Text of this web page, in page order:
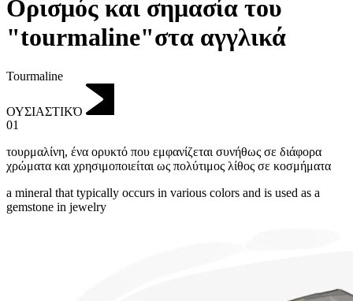
Ορισμός και σημασία του
"tourmaline"στα αγγλικά
Tourmaline
ΟΥΣΙΑΣΤΙΚΌ
01
τουρμαλίνη, ένα ορυκτό που εμφανίζεται συνήθως σε διάφορα
χρώματα και χρησιμοποιείται ως πολύτιμος λίθος σε κοσμήματα
a mineral that typically occurs in various colors and is used as a
gemstone in jewelry